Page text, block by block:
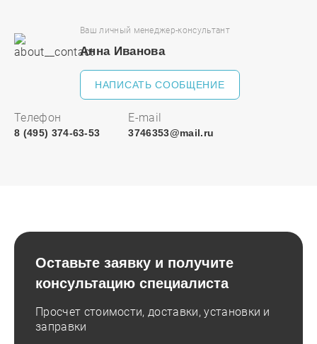
Ваш личный менеджер-консультант
Анна Иванова
НАПИСАТЬ СООБЩЕНИЕ
Телефон
8 (495) 374-63-53
E-mail
3746353@mail.ru
Оставьте заявку и получите
консультацию специалиста
Просчет стоимости, доставки, установки и
заправки